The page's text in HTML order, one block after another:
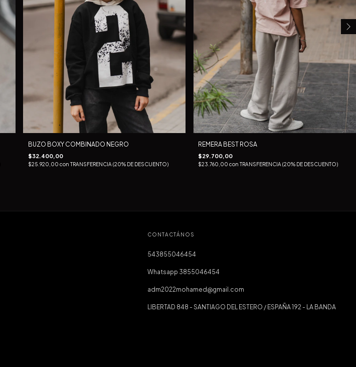
BUZO BOXY COMBINADO NEGRO
$32.400,00
$25.920,00 con TRANSFERENCIA (20% DE DESCUENTO)
REMERA BEST ROSA
$29.700,00
$23.760,00con TRANSFERENCIA (20% DE DESCUENTO)
CONTACTÁNOS
543855046454
Whatsapp 3855046454
adm2022mohamed@gmail.com
LIBERTAD 848 - SANTIAGO DEL ESTERO / ESPAÑA 192 - LA BANDA